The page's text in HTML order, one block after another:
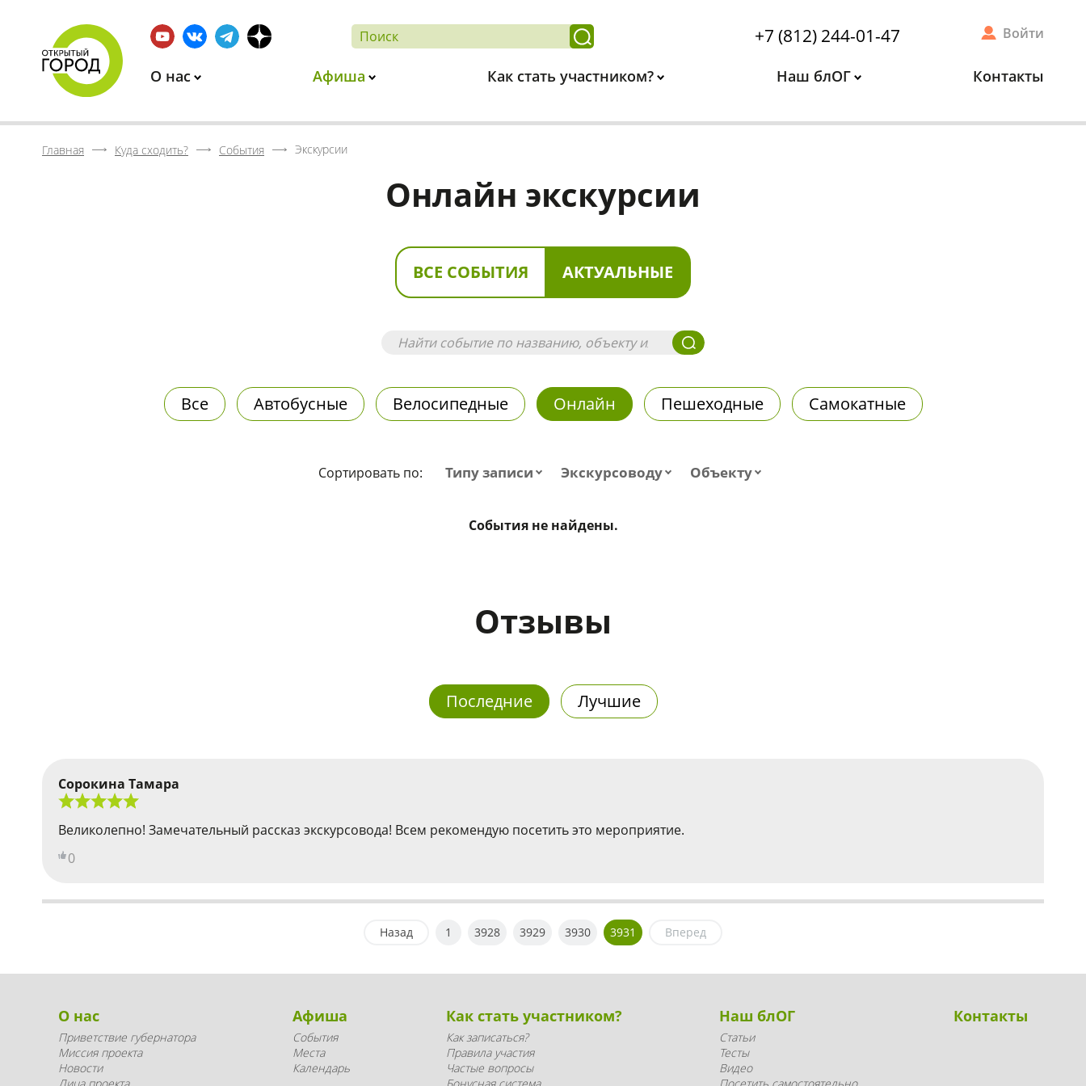
+7 (812) 244-01-47 Войти
О нас Афиша Как стать участником? Наш блОГ Контакты
Главная Куда сходить? События Экскурсии
Онлайн экскурсии
ВСЕ СОБЫТИЯ АКТУАЛЬНЫЕ
Все Автобусные Велосипедные Онлайн Пешеходные Самокатные
Сортировать по: Типу записи Экскурсоводу Объекту
События не найдены.
Отзывы
Последние Лучшие
Сорокина Тамара
Великолепно! Замечательный рассказ экскурсовода! Всем рекомендую посетить это мероприятие.
0
Назад 1 3928 3929 3930 3931 Вперед
О нас
Приветствие губернатора
Миссия проекта
Новости
Афиша
События
Места
Календарь
Как стать участником?
Как записаться?
Правила участия
Частые вопросы
Наш блОГ
Статьи
Тесты
Видео
Контакты